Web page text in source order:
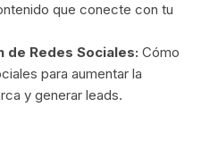
que conecte con tu
de Redes Sociales: Cómo
para aumentar la
y generar leads.